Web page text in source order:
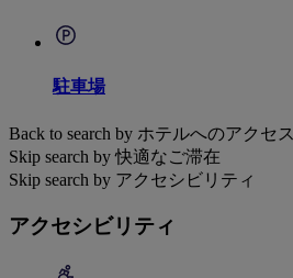
駐車場
Back to search by ホテルへのアクセス
Skip search by 快適なご滞在
Skip search by アクセシビリティ
アクセシビリティ